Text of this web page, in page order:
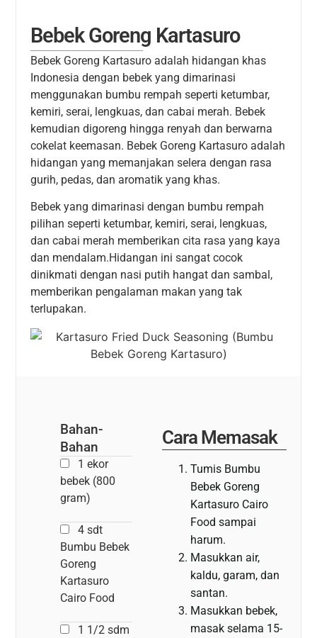
Bebek Goreng Kartasuro
Bebek Goreng Kartasuro adalah hidangan khas
Indonesia dengan bebek yang dimarinasi
menggunakan bumbu rempah seperti ketumbar,
kemiri, serai, lengkuas, dan cabai merah. Bebek
kemudian digoreng hingga renyah dan berwarna
cokelat keemasan. Bebek Goreng Kartasuro adalah
hidangan yang memanjakan selera dengan rasa
gurih, pedas, dan aromatik yang khas.
Bebek yang dimarinasi dengan bumbu rempah
pilihan seperti ketumbar, kemiri, serai, lengkuas,
dan cabai merah memberikan cita rasa yang kaya
dan mendalam.Hidangan ini sangat cocok
dinikmati dengan nasi putih hangat dan sambal,
memberikan pengalaman makan yang tak
terlupakan.
Cara Memasak
Tumis Bumbu
Bebek Goreng
Kartasuro Cairo
Food sampai
harum.
Masukkan air,
kaldu, garam, dan
santan.
Masukkan bebek,
masak selama 15-
Bahan-
Bahan
1 ekor
bebek (800
gram)
4 sdt
Bumbu Bebek
Goreng
Kartasuro
Cairo Food
1 1/2 sdm